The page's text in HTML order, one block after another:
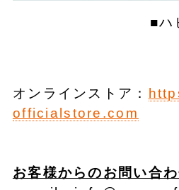
■ハ
オンラインストア：
officialstore.com
お客様からのお問い合